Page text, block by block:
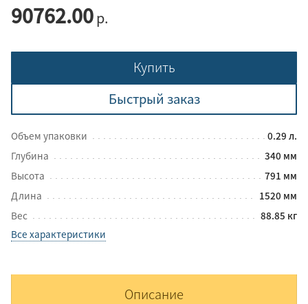
90762.00р.
Купить
Быстрый заказ
Объем упаковки
0.29 л.
Глубина
340 мм
Высота
791 мм
Длина
1520 мм
Вес
88.85 кг
Все характеристики
Описание